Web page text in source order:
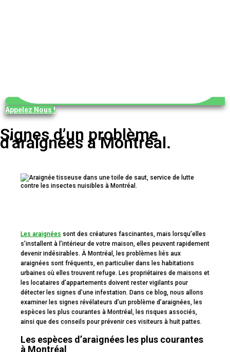
Appelez Nous !
Signes d’un problème
d’araignées à Montréal.
Les araignées sont des créatures fascinantes, mais lorsqu’elles
s’installent à l’intérieur de votre maison, elles peuvent rapidement
devenir indésirables. À Montréal, les problèmes liés aux
araignées sont fréquents, en particulier dans les habitations
urbaines où elles trouvent refuge. Les propriétaires de maisons et
les locataires d’appartements doivent rester vigilants pour
détecter les signes d’une infestation. Dans ce blog, nous allons
examiner les signes révélateurs d’un problème d’araignées, les
espèces les plus courantes à Montréal, les risques associés,
ainsi que des conseils pour prévenir ces visiteurs à huit pattes.
Les espèces d’araignées les plus courantes
à Montréal